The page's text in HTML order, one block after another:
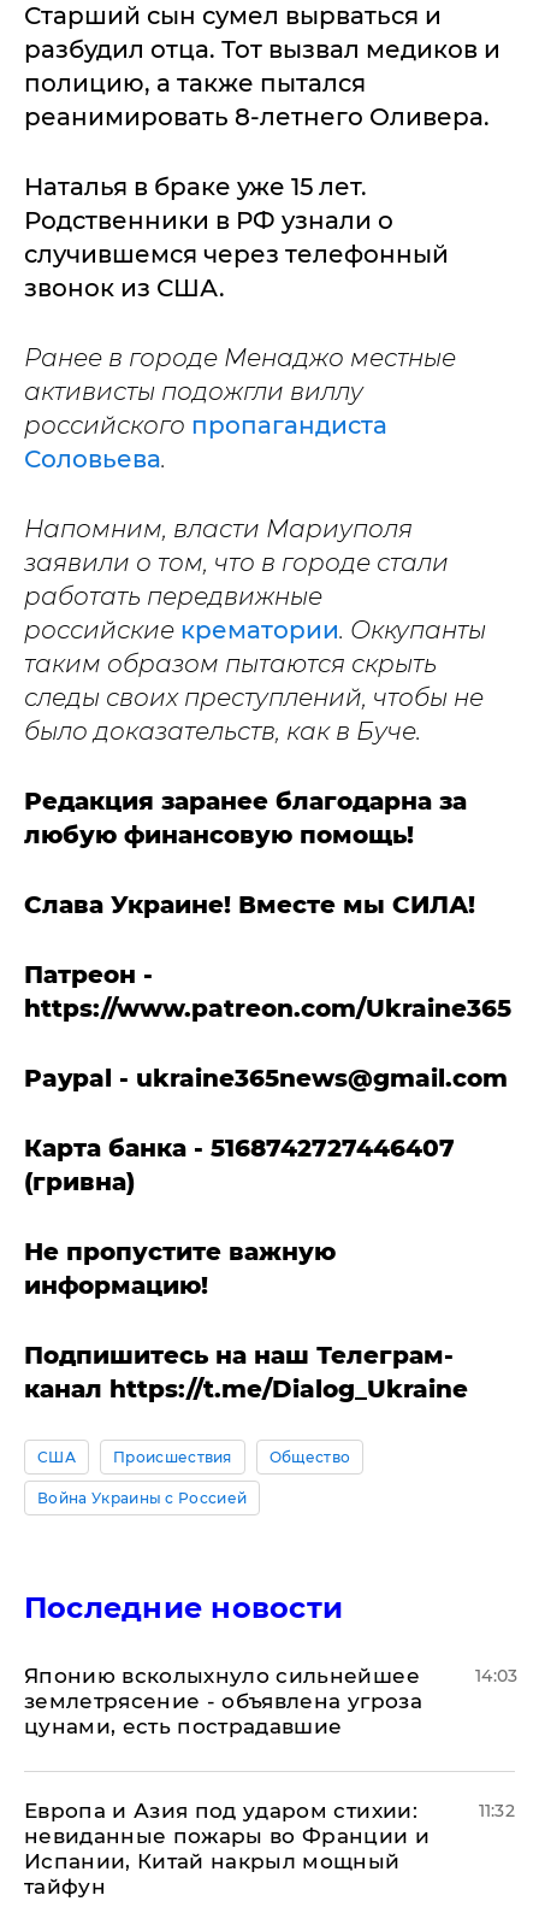
Старший сын сумел вырваться и
разбудил отца. Тот вызвал медиков и
полицию, а также пытался
реанимировать 8-летнего Оливера.
Наталья в браке уже 15 лет.
Родственники в РФ узнали о
случившемся через телефонный
звонок из США.
Ранее в городе Менаджо местные
активисты подожгли виллу
российского пропагандиста
Соловьева.
Напомним, власти Мариуполя
заявили о том, что в городе стали
работать передвижные
российские крематории. Оккупанты
таким образом пытаются скрыть
следы своих преступлений, чтобы не
было доказательств, как в Буче.
Редакция заранее благодарна за
любую финансовую помощь!
Слава Украине! Вместе мы СИЛА!
Патреон -
https://www.patreon.com/Ukraine365
Paypal - ukraine365news@gmail.com
Карта банка - 5168742727446407
(гривна)
Не пропустите важную
информацию!
Подпишитесь на наш Телеграм-
канал https://t.me/Dialog_Ukraine
США Происшествия Общество
Война Украины с Россией
Последние новости
Японию всколыхнуло сильнейшее
землетрясение - объявлена угроза
цунами, есть пострадавшие
14:03
Европа и Азия под ударом стихии:
невиданные пожары во Франции и
Испании, Китай накрыл мощный
тайфун
11:32